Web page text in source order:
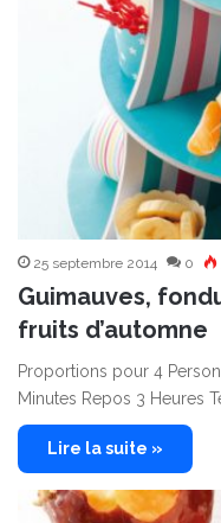
25 septembre 2014 0
Guimauves,
fruits d’automne
Proportions pour 4
Minutes Repos 3 Heures
Lire la suite »